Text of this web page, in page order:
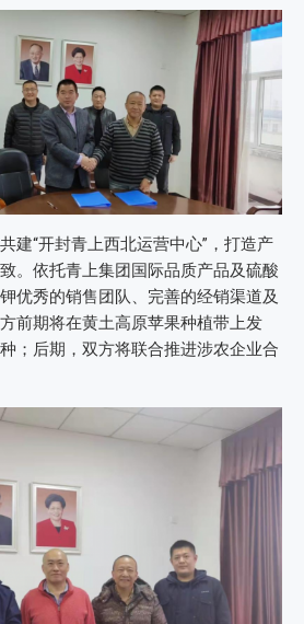
建“开封青上西北运营中心”，打造产
。依托青上集团国际品质产品及硫酸
优秀的销售团队、完善的经销渠道及
前期将在黄土高原苹果种植带上发
；后期，双方将联合推进涉农企业合